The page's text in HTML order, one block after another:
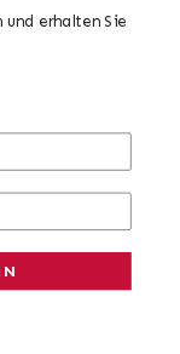
erhalten Sie